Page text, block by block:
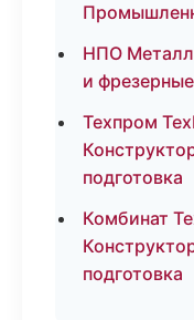
НПО
и
Техпром
подготовка
Комбинат
подготовка